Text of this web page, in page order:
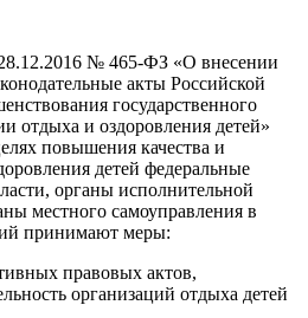
№ 465-ФЗ «О внесении
акты Российской
государственного
отдыха и оздоровления детей»
повышения качества и
детей федеральные
органы исполнительной
местного самоуправления в
принимают меры:
правовых актов,
организаций отдыха детей